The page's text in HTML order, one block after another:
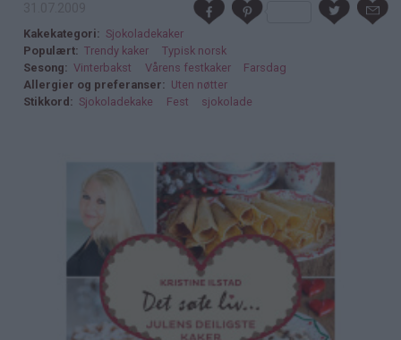
Kakekategori
Sjokoladekaker
Populært
Trendy kaker
Typisk norsk
Sesong
Vinterbakst Vårens festkaker
Farsdag
Allergier og preferanser
Uten nøtter
Stikkord
Sjokoladekake Fest sjokolade